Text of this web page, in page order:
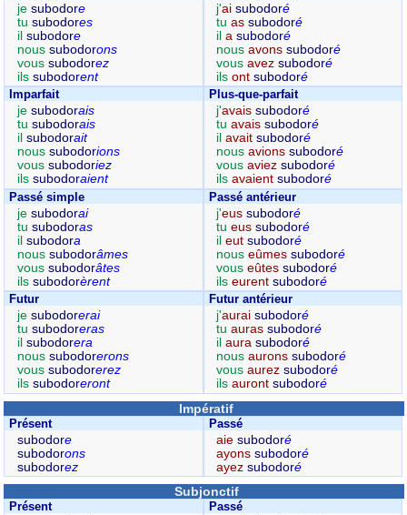
je subodore
tu subodores
il subodore
nous subodorons
vous subodorez
ils subodorent
j'ai subodoré
tuas subodoré
ila subodoré
nousavons subodoré
vousavez subodoré
ilsont subodoré
Imparfait
je subodorais
tu subodorais
il subodorait
nous subodorions
vous subodoriez
ils subodoraient
Plus-que-parfait
j'avais subodoré
tuavais subodoré
ilavait subodoré
nousavions subodoré
vousaviez subodoré
ilsavaient subodoré
Passé simple
je subodorai
tu subodoras
il subodora
nous subodorâmes
vous subodorâtes
ils subodorèrent
Passé antérieur
j'eus subodoré
tueus subodoré
ileut subodoré
nouseûmes subodoré
vouseûtes subodoré
ilseurent subodoré
Futur
je subodorerai
tu subodoreras
il subodorera
nous subodorerons
vous subodorerez
ils subodoreront
Futur antérieur
j'aurai subodoré
tuauras subodoré
ilaura subodoré
nousaurons subodoré
vousaurez subodoré
ilsauront subodoré
Impératif
Présent
subodore
subodorons
subodorez
Passé
aie subodoré
ayons subodoré
ayez subodoré
Subjonctif
Présent
Passé